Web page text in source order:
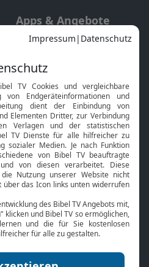
Apps & Angebote
Mobile App
Smart TV
HbbTV
Bibelthek Online-Bibel
Nächster Gottesdienst
Service
Kontakt
TV-Empfang